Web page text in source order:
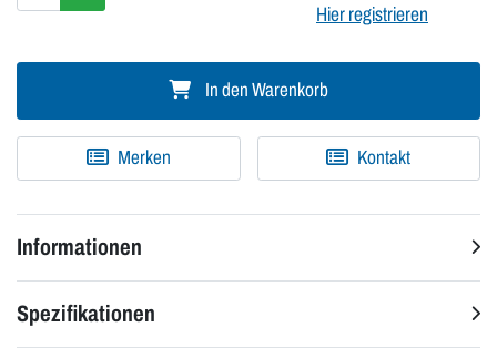
Hier registrieren
In den Warenkorb
Merken Kontakt
Informationen
Spezifikationen